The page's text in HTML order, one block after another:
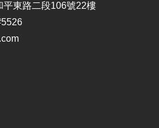
東路二段106號22樓